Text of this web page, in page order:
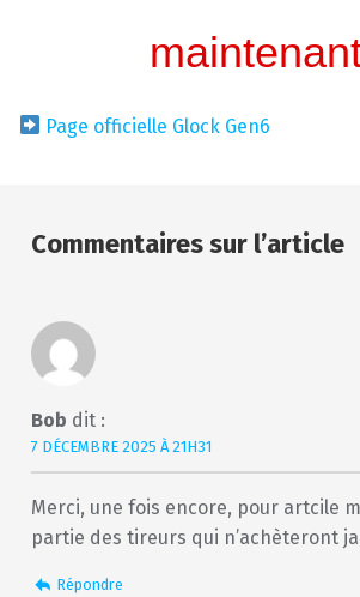
Page officielle Glock Gen6
Skip back to main navigation
Bob dit :
7 DÉCEMBRE 2025 À 21H31
Merci, une fois encore, pour artcile
partie des tireurs qui n’achèteront
Répondre